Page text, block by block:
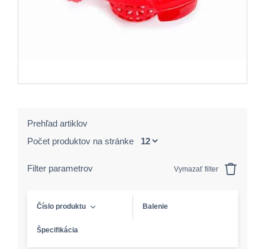
Prehľad artiklov
Počet produktov na stránke
Filter parametrov Vymazať filter
Číslo produktu Balenie
Špecifikácia